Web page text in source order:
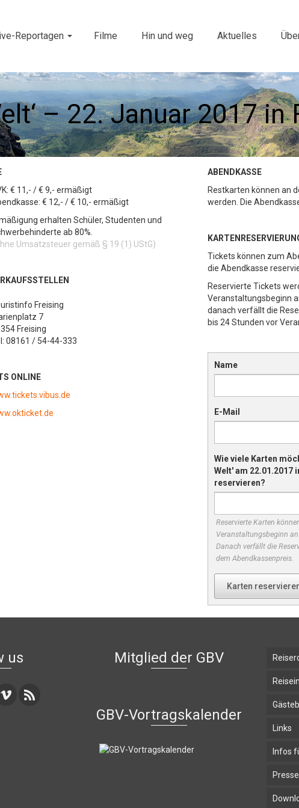
Reportagen Filme Hin und weg Aktuelles
– 22. Januar 2017 in
€ 11,- / € 9,- ermäßigt
€ 12,- / € 10,- ermäßigt
erhalten Schüler, Studenten und
ab 80%.
Umsatzsteuer gemäß § 19 (1) UStG)
Freising
7
Freising
08161 / 54-44-333
ONLINE
ABENDKASSE
Restkarten können an
werden. Die
Tickets können zum
die Abendkasse
Reservierte Tickets
Veranstaltungsbeginn
danach verfällt die
bis 24 Stunden vor
Name
E-Mail
Wie viele Karten
Welt' am 22.01.2017
reservieren?
Reservierte Karten
Veranstaltungsbeginn
Danach verfällt die
dem Abendkassenpreis.
Karten
us Mitglied der GBV
GBV-Vortragskalender
Links
Infos